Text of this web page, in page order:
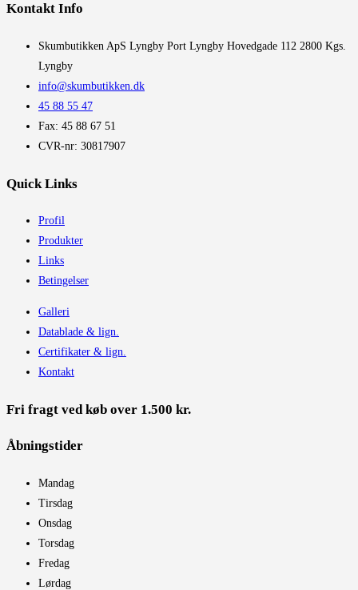
Kontakt Info
​Skumbutikken ApS Lyngby Port Lyngby Hovedgade 112 2800 Kgs.
Lyngby
info@skumbutikken.dk
45 88 55 47
Fax: 45 88 67 51
CVR-nr: 30817907
Quick Links
Profil
Produkter
Links
Betingelser
Galleri
Datablade & lign.
Certifikater & lign.
Kontakt
Fri fragt ved køb over 1.500 kr.
Åbningstider​
Mandag
Tirsdag
Onsdag
Torsdag
Fredag
Lørdag